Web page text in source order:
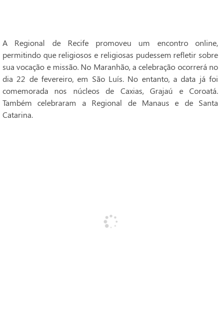
A Regional de Recife promoveu um encontro online,
permitindo que religiosos e religiosas pudessem refletir sobre
sua vocação e missão. No Maranhão, a celebração ocorrerá no
dia 22 de fevereiro, em São Luís. No entanto, a data já foi
comemorada nos núcleos de Caxias, Grajaú e Coroatá.
Também celebraram a Regional de Manaus e de Santa
Catarina.